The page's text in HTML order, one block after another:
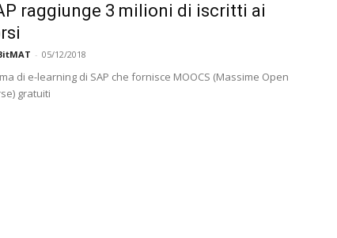
raggiunge 3 milioni di iscritti ai
- 05/12/2018
di e-learning di SAP che fornisce MOOCS (Massime Open
gratuiti